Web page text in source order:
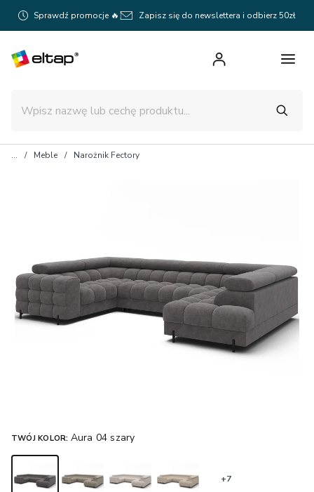
Sprawdź promocje 🔥 Zapisz się do newslettera i odbierz 50zł
Meble Narożnik Fectory
TWÓJ KOLOR: Aura 04 szary
+7